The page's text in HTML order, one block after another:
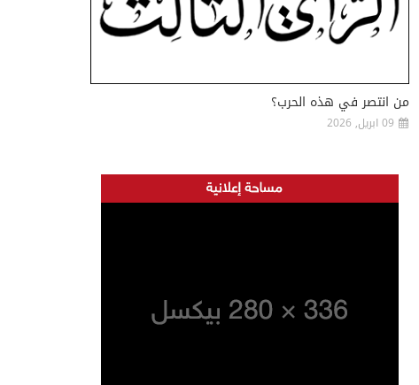
من انتصر في هذه الحرب؟
09 ابريل, 2026